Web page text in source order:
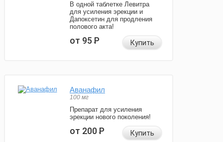
В одной таблетке Левитра
для усиления эрекции и
Дапоксетин для продления
полового акта!
от 95Р Купить
Аванафил
100 мг
Препарат для усиления
эрекции нового поколения!
от 200Р Купить